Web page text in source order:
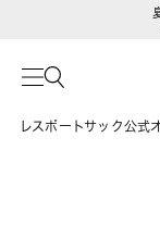
レスポートサック公式